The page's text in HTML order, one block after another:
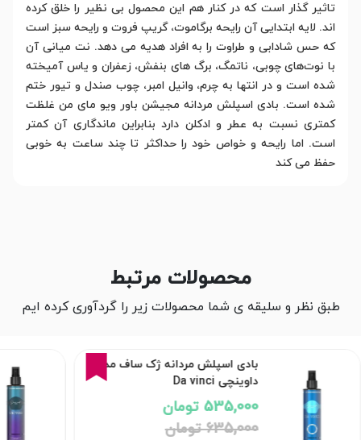
تاثیر گذار است که در کنار هم این محصول بی نظیر را خلق کرده
اند. لایه ابتدایی آن رایحه برگاموت، گریپ فروت و رایحه سبز است
که حس شادابی و طراوت را به افراد هدیه می دهد. نت میانی آن
با نوت‌های چوبی، ناتمگ، برگ های بنفش، زعفران و یاس آمیخته
شده است و در انتها به چرم، وانیل امبر، چوب صندل و تیور ختم
شده است. بادی اسپلش مردانه مجیشن باور ویو مای من غلظت
کمتری نسبت به عطر و ادکلن دارد بنابراین ماندگاری آن کمتر
است. اما رایحه و خواص خود را حداکثر تا چند ساعت به خوبی
حفظ می کند
محصولات مرتبط
طبق نظر و سلیقه ی شما محصولات زیر را گردآوری کرده ایم
بادی اسپلش مردانه ژک ساف مدل
داوینچی Da vinci
535,000 تومان
635,000 تومان